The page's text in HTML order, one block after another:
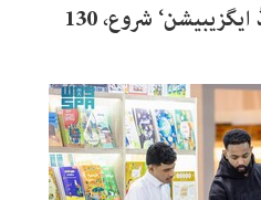
جدہ سپرڈوم میں ’گولڈ ایگزیبیشن‘ شروع، 130